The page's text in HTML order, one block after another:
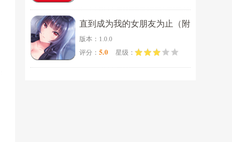
直到成为我的女朋友为止（附
完美攻略）
版本：1.0.0
评分： 5.0 星级：